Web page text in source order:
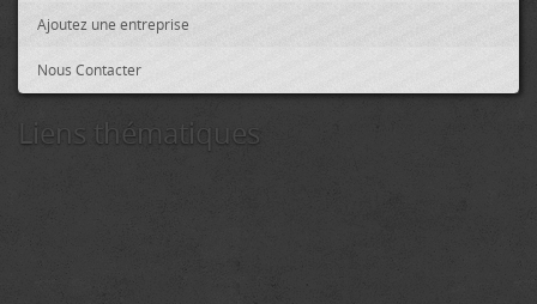
Ajoutez une entreprise
Nous Contacter
Liens thématiques